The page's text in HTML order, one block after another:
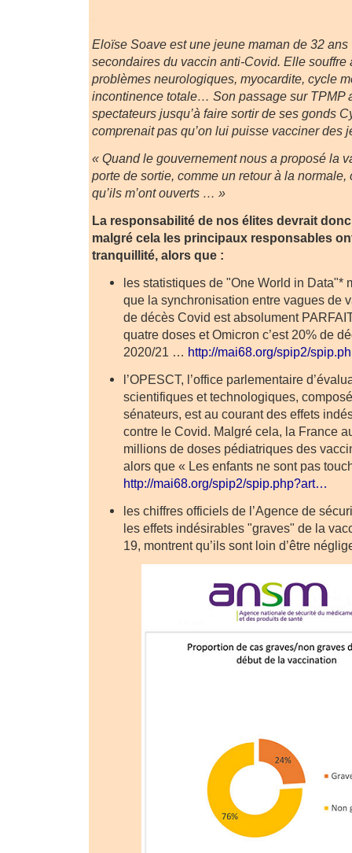
Eloïse Soave est une jeune maman de 32 ans
secondaires du vaccin anti-Covid. Elle souffre
problèmes neurologiques, myocardite, cycle
incontinence totale… Son passage sur TPMP
spectateurs jusqu’à faire sortir de ses gonds
comprenait pas qu’on lui puisse vacciner des
« Quand le gouvernement nous a proposé la
porte de sortie, comme un retour à la normale,
qu’ils m’ont ouverts … »
La responsabilité de nos élites devrait
malgré cela les principaux responsables
tranquillité, alors que :
les statistiques de "One World in Data"*
que la synchronisation entre vagues de
de décès Covid est absolument
quatre doses et Omicron c’est 20% de
2020/21 … http://mai68.org/spip2/
l’OPESCT, l’office parlementaire
scientifiques et technologiques,
sénateurs, est au courant des effets
contre le Covid. Malgré cela, la France
millions de doses pédiatriques des
alors que « Les enfants ne sont pas
http://mai68.org/spip2/spip.php?art…
les chiffres officiels de l’Agence de
les effets indésirables "graves" de la
19, montrent qu’ils sont loin d’être